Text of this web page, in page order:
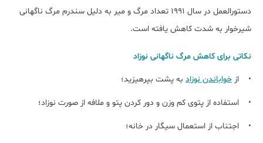
دستورالعمل در سال 1991 تعداد مرگ و میر به دلیل سندرم مرگ ناگهانی
شیرخوار به شدت کاهش یافته است.
نکاتی برای کاهش مرگ ناگهانی نوزاد
• از خواباندن نوزاد به پشت بپرهیزید؛
• استفاده از پتوی کم وزن و دور کردن پتو و ملافه از صورت نوزاد؛
• اجتناب از استعمال سیگار در خانه؛